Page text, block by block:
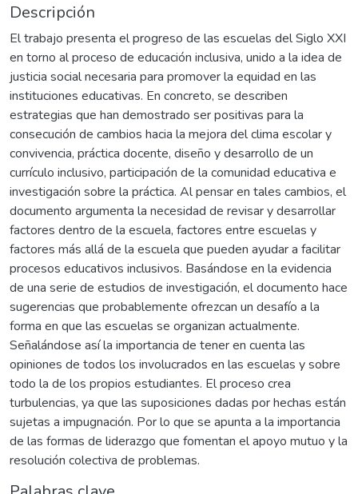
Descripción
El trabajo presenta el progreso de las escuelas del Siglo XXI
en torno al proceso de educación inclusiva, unido a la idea de
justicia social necesaria para promover la equidad en las
instituciones educativas. En concreto, se describen
estrategias que han demostrado ser positivas para la
consecución de cambios hacia la mejora del clima escolar y
convivencia, práctica docente, diseño y desarrollo de un
currículo inclusivo, participación de la comunidad educativa e
investigación sobre la práctica. Al pensar en tales cambios, el
documento argumenta la necesidad de revisar y desarrollar
factores dentro de la escuela, factores entre escuelas y
factores más allá de la escuela que pueden ayudar a facilitar
procesos educativos inclusivos. Basándose en la evidencia
de una serie de estudios de investigación, el documento hace
sugerencias que probablemente ofrezcan un desafío a la
forma en que las escuelas se organizan actualmente.
Señalándose así la importancia de tener en cuenta las
opiniones de todos los involucrados en las escuelas y sobre
todo la de los propios estudiantes. El proceso crea
turbulencias, ya que las suposiciones dadas por hechas están
sujetas a impugnación. Por lo que se apunta a la importancia
de las formas de liderazgo que fomentan el apoyo mutuo y la
resolución colectiva de problemas.